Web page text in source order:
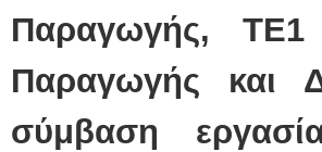
Παραγωγής, ΤΕ1
Παραγωγής και
σύμβαση